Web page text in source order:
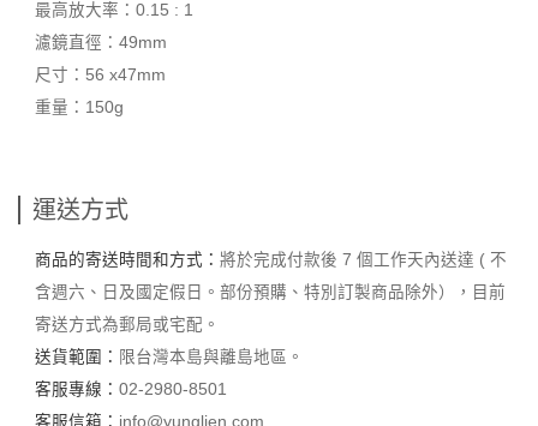
最高放大率：0.15 : 1
濾鏡直徑：49mm
尺寸：56 x47mm
重量：150g
運送方式
商品的寄送時間和方式： 將於完成付款後 7 個工作天內送達 ( 不
含週六、日及國定假日。部份預購、特別訂製商品除外），目前
寄送方式為郵局或宅配。
送貨範圍： 限台灣本島與離島地區。
客服專線： 02-2980-8501
客服信箱： info@yunglien.com